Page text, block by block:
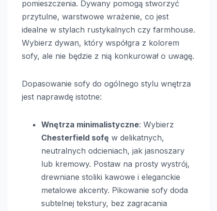
pomieszczenia. Dywany pomogą stworzyć
przytulne, warstwowe wrażenie, co jest
idealne w stylach rustykalnych czy farmhouse.
Wybierz dywan, który współgra z kolorem
sofy, ale nie będzie z nią konkurował o uwagę.
Dopasowanie sofy do ogólnego stylu wnętrza
jest naprawdę istotne:
Wnętrza minimalistyczne: Wybierz
Chesterfield sofę w delikatnych,
neutralnych odcieniach, jak jasnoszary
lub kremowy. Postaw na prosty wystrój,
drewniane stoliki kawowe i eleganckie
metalowe akcenty. Pikowanie sofy doda
subtelnej tekstury, bez zagracania